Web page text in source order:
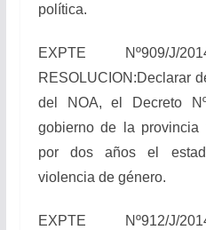
política.
EXPTE Nº909/J/
RESOLUCION:Declarar
del NOA, el Decreto
gobierno de la provincia
por dos años el
violencia de género.
EXPTE Nº912/J/